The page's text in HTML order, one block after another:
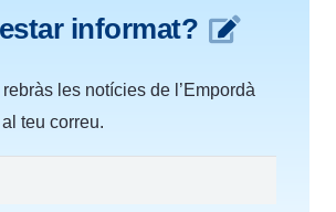
informat?
les notícies de l’Empordà
teu correu.